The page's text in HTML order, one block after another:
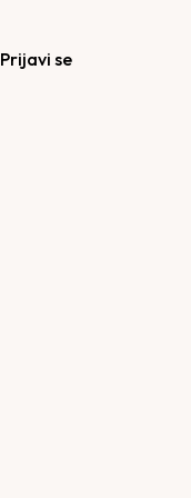
Prijavi se